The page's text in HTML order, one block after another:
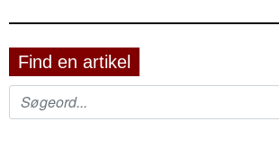
Find en artikel